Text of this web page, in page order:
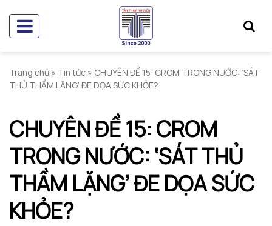
Trang chủ » Tin tức » CHUYÊN ĐỀ 15: CROM TRONG NƯỚC: ‘SÁT
THỦ THẦM LẶNG’ ĐE DỌA SỨC KHỎE?
CHUYÊN ĐỀ 15: CROM
TRONG NƯỚC: ‘SÁT THỦ
THẦM LẶNG’ ĐE DỌA SỨC
KHỎE?